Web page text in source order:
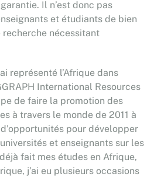
Il n’est donc pas
et étudiants de bien
nécessitant
représenté l’Afrique dans
International Resources
de faire la promotion des
à travers le monde de 2011 à
d'opportunités pour développer
et enseignants sur les
fait mes études en Afrique,
j’ai eu plusieurs occasions